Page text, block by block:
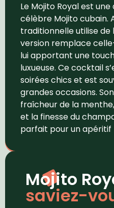
Le Mojito Royal est
célèbre Mojito cubain.
traditionnelle utilise de
version remplace
lui apportant une
luxueuse. Ce cocktail
soirées chics et est
grandes occasions.
fraîcheur de la
et la finesse du
parfait pour un apéritif
Mojito
saviez-